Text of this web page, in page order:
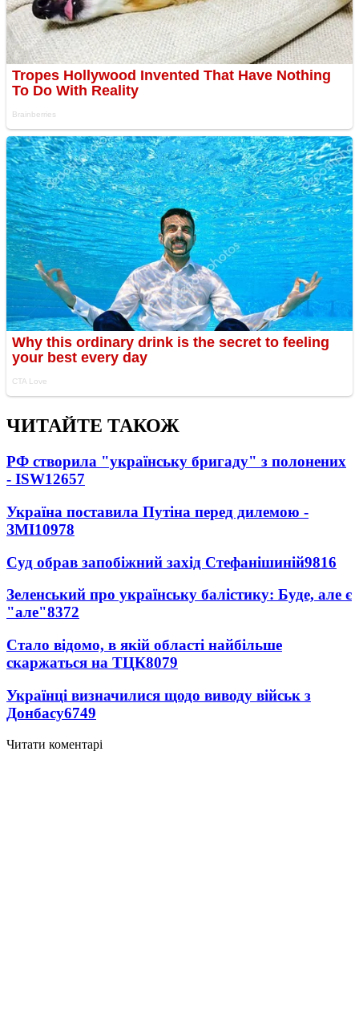
ЧИТАЙТЕ ТАКОЖ
РФ створила "українську бригаду" з полонених
- ISW12657
Україна поставила Путіна перед дилемою -
ЗМІ10978
Суд обрав запобіжний захід Стефанішиній9816
Зеленський про українську балістику: Буде, але є
"але"8372
Стало відомо, в якій області найбільше
скаржаться на ТЦК8079
Українці визначилися щодо виводу військ з
Донбасу6749
Читати коментарі